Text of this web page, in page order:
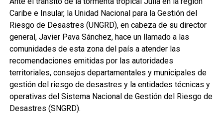
Caribe e Insular, la Unidad Nacional para la Gestión del
Riesgo de Desastres (UNGRD), en cabeza de su director
general, Javier Pava Sánchez, hace un llamado a las
comunidades de esta zona del país a atender las
recomendaciones emitidas por las autoridades
territoriales, consejos departamentales y municipales de
gestión del riesgo de desastres y la entidades técnicas y
operativas del Sistema Nacional de Gestión del Riesgo de
Desastres (SNGRD).